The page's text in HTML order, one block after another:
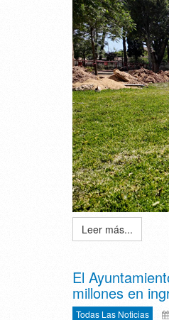
Leer más...
El
millones en
Todas Las Noticias